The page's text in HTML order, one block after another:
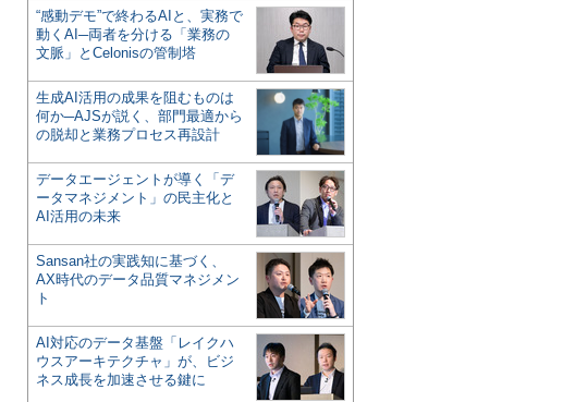
“感動デモ”で終わるAIと、実務で
動くAI─両者を分ける「業務の
文脈」とCelonisの管制塔
生成AI活用の成果を阻むものは
何か─AJSが説く、部門最適から
の脱却と業務プロセス再設計
データエージェントが導く「デ
ータマネジメント」の民主化と
AI活用の未来
Sansan社の実践知に基づく、
AX時代のデータ品質マネジメン
ト
AI対応のデータ基盤「レイクハ
ウスアーキテクチャ」が、ビジ
ネス成長を加速させる鍵に